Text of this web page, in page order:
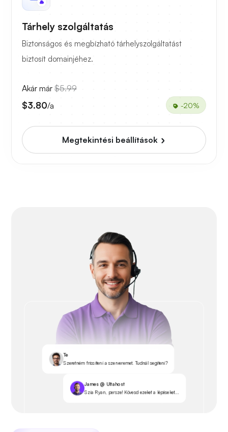
Tárhely szolgáltatás
Biztonságos és megbízható tárhelyszolgáltatást
biztosít domainjéhez.
Akár már $5.99
$3.80/a -20%
Megtekintési beállítások
Te
Szeretném frissíteni a szerveremet. Tudnál segíteni?
James @ Ultahost
Szia Ryan, persze! Kövesd ezeket a lépéseket...